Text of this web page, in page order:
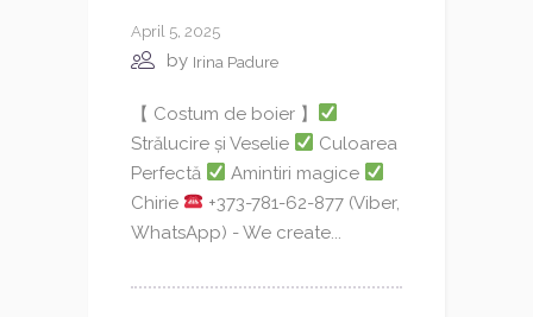
April 5, 2025
by Irina Padure
【 Costum de boier 】
Strălucire și Veselie
Culoarea
Perfectă
Amintiri magice
Chirie
+373-781-62-877 (Viber,
WhatsApp) - We create...